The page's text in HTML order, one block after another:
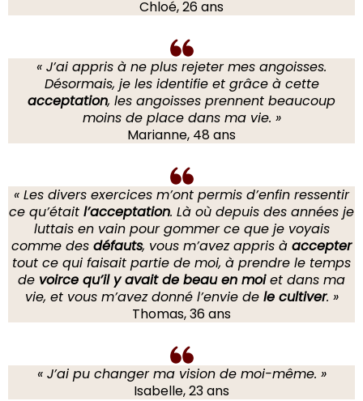
Chloé, 26 ans
« J’ai appris à ne plus rejeter mes angoisses.
Désormais, je les identifie et grâce à cette
acceptation, les angoisses prennent beaucoup
moins de place dans ma vie. »
Marianne, 48 ans
« Les divers exercices m’ont permis d’enfin ressentir
ce qu’était l’acceptation. Là où depuis des années je
luttais en vain pour gommer ce que je voyais
comme des défauts, vous m’avez appris à accepter
tout ce qui faisait partie de moi, à prendre le temps
de voirce qu’il y avait de beau en moiet dans ma
vie, et vous m’avez donné l’envie de le cultiver. »
Thomas, 36 ans
« J’ai pu changer ma vision de moi-même. »
Isabelle, 23 ans